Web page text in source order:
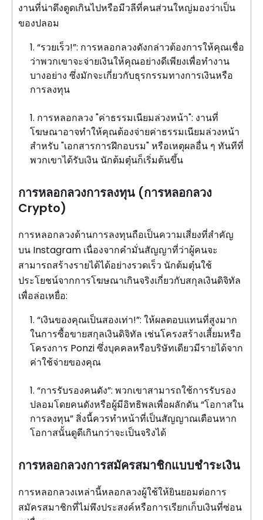
งานที่น่าดึงดูดเกินไปหรือมีวลีที่คนส่วนใหญ่มองว่าเป็น
ของปลอม
“รวยเร็ว!”: การหลอกลวงดังกล่าวต้องการให้คุณเชื่อ
ว่าพวกเขาจะจ่ายเงินให้คุณอย่างดีเพียงเพื่อทำงาน
บางอย่าง ซึ่งมักจะเกี่ยวกับธุรกรรมทางการเงินหรือ
การลงทุน
การหลอกลวง "ค่าธรรมเนียมล่วงหน้า": งานที่
โฆษณาอาจทำให้คุณต้องจ่ายค่าธรรมเนียมล่วงหน้า
สำหรับ "เอกสารการฝึกอบรม" หรือเหตุผลอื่น ๆ ทันทีที่
พวกเขาได้รับเงิน นักต้มตุ๋นก็เริ่มต้นขึ้น
การหลอกลวงการลงทุน (การหลอกลวง
Crypto)
การหลอกลวงด้านการลงทุนถือเป็นความเสี่ยงที่สำคัญ
บน Instagram เนื่องจากคำมั่นสัญญาที่ว่าผู้คนจะ
สามารถสร้างรายได้ได้อย่างรวดเร็ว นักต้มตุ๋นใช้
ประโยชน์จากการโฆษณาเกินจริงเกี่ยวกับสกุลเงินดิจิทัล
เพื่อล่อเหยื่อ:
“เงินของคุณเป็นสองเท่า!”: ให้ผลตอบแทนที่สูงมาก
ในการซื้อขายสกุลเงินดิจิทัล เช่นโครงสร้างเสี้ยมหรือ
โครงการ Ponzi ซึ่งบุคคลหรือบริษัทเดียวมีรายได้จาก
ค่าใช้จ่ายของคุณ
“การรับรองคนดัง”: พวกเขาสามารถใช้การรับรอง
ปลอมโดยคนดังหรือผู้มีอิทธิพลเพื่อผลักดัน “โอกาสใน
การลงทุน” สิ่งนี้ควรทำหน้าที่เป็นสัญญาณเตือนหาก
โอกาสนั้นดูดีเกินกว่าจะเป็นจริงได้
การหลอกลวงการสมัครสมาชิกแบบชำระเงิน
การหลอกลวงเหล่านี้หลอกลวงผู้ใช้ให้ยินยอมต่อการ
สมัครสมาชิกที่ไม่พึงประสงค์หรือการเรียกเก็บเงินที่ซ่อน